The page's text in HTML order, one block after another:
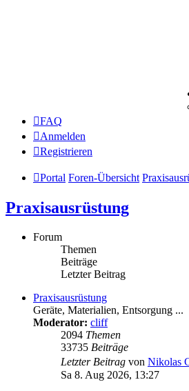
FAQ
Anmelden
Registrieren
Portal Foren-Übersicht
Praxisausrüstung
Forum
Themen
Beiträge
Letzter Beitrag
Praxisausrüstung
Geräte, Materialien, Entsorgung ...
Moderator: cliff
2094 Themen
33735 Beiträge
Letzter Beitrag von Nikolas
Sa 8. Aug 2026, 13:27